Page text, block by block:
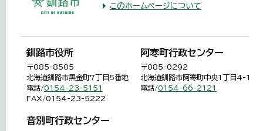
このホームページについて
釧路市役所
〒085-8505
北海道釧路市黒金町7丁目5番地
電話/0154-23-5151
FAX/0154-23-5222
阿寒町行政センター
〒085-0292
北海道釧路市阿寒町中央1丁目4-1
電話/0154-66-2121
音別町行政センター